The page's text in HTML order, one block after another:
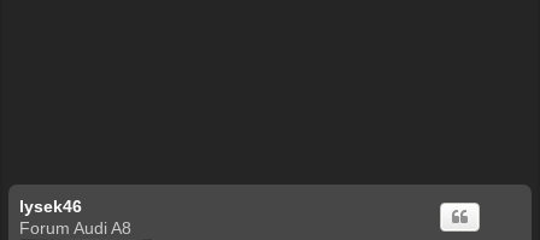
lysek46
Forum Audi A8